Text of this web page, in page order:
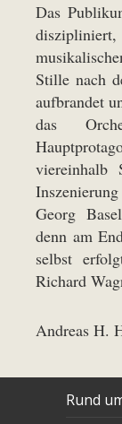
Das
Stille nach
aufbrandet
das
viereinhalb
Georg
denn am
selbst
Richard
Andreas H.
Rund